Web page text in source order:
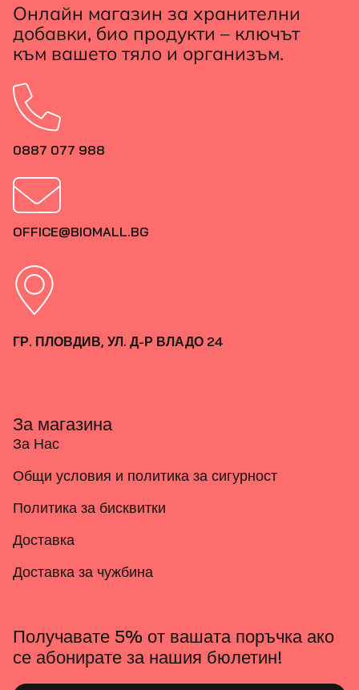
Онлайн магазин за хранителни
добавки, био продукти – ключът
към вашето тяло и организъм.
0887 077 988
OFFICE@BIOMALL.BG
ГР. ПЛОВДИВ, УЛ. Д-Р ВЛАДО 24
За магазина
За Нас
Общи условия и политика за сигурност
Политика за бисквитки
Доставка
Доставка за чужбина
Получавате 5% от вашата поръчка ако
се абонирате за нашия бюлетин!